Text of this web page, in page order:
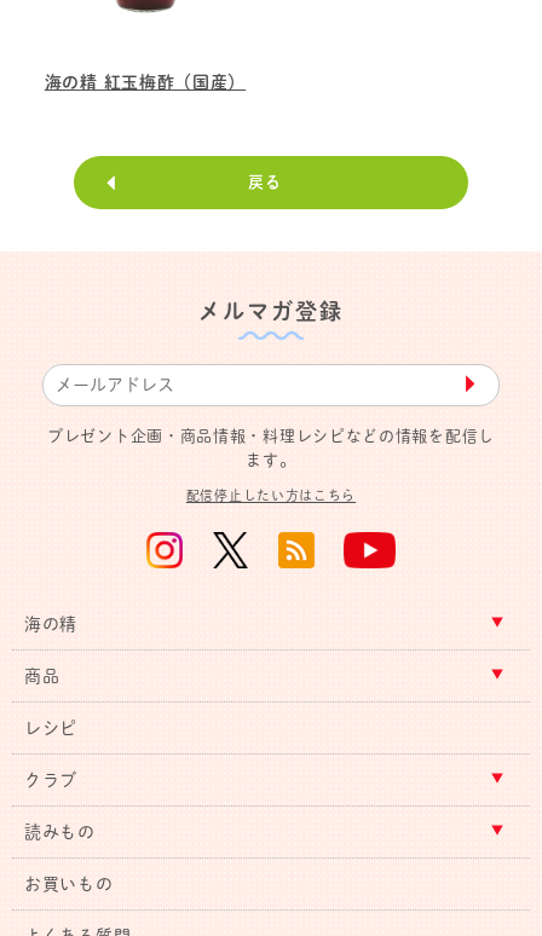
海の精 紅玉梅酢（国産）
戻る
メルマガ登録
▶︎
プレゼント企画・商品情報・料理レシピなどの情報を配信し
ます。
配信停止したい方はこちら
海の精
商品
レシピ
クラブ
読みもの
お買いもの